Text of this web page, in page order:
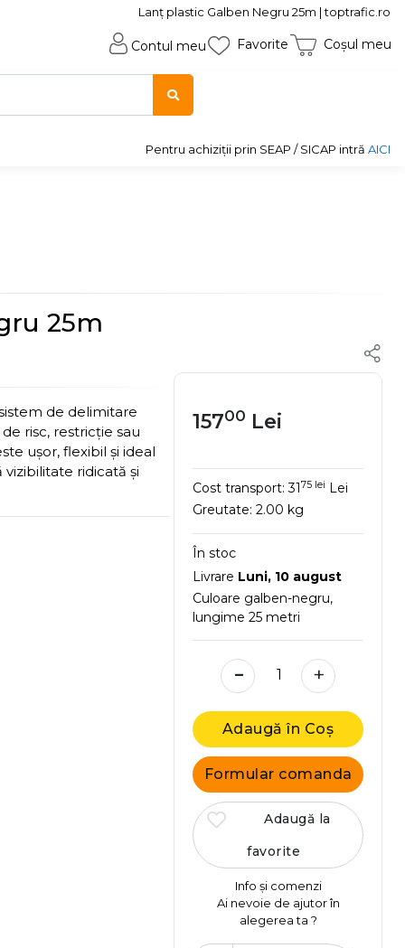
Lanț plastic Galben Negru 25m | toptrafic.ro
Contul meu Favorite Coșul meu
Pentru achiziții prin SEAP / SICAP intră AICI
25m
de delimitare
risc, restricție sau
ușor, flexibil și ideal
ridicată și
15700 Lei
Cost transport:3175 lei Lei
Greutate:2.00 kg
În stoc
Livrare Luni, 10 august
Culoare galben-negru,
lungime 25 metri
- +
Adaugă în Coș
Formular comanda
Adaugă la
favorite
Info și comenzi
Ai nevoie de ajutor în
alegerea ta ?